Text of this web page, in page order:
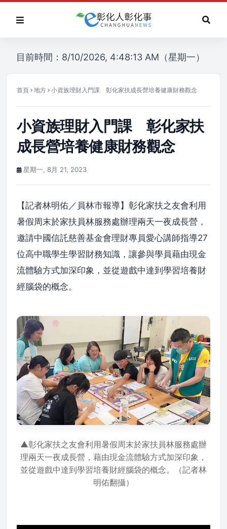
目前時間：8/10/2026, 4:48:13 AM（星期一）
首頁 地方 小資族理財入門課 彰化家扶成長營培養健康財務觀念
小資族理財入門課 彰化家扶
成長營培養健康財務觀念
星期一, 8月 21, 2023
【記者林明佑／員林市報導】彰化家扶之友會利用
暑假周末於家扶員林服務處辦理兩天一夜成長營，
邀請中國信託慈善基金會理財專員愛心講師指導27
位高中職學生學習財務知識，讓參與學員藉由現金
流體驗方式加深印象，並從遊戲中達到學習培養財
經腦袋的概念。
▲彰化家扶之友會利用暑假周末於家扶員林服務處辦
理兩天一夜成長營，藉由現金流體驗方式加深印象，
並從遊戲中達到學習培養財經腦袋的概念。（記者林
明佑翻攝）